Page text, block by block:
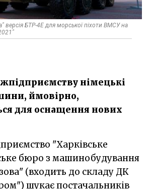
версія БТР-4Е для морської піхоти ВМСУ на
німецькі
ймовірно,
для оснащення нових
бюро з машинобудування
(входить до складу ДК
шукає постачальників